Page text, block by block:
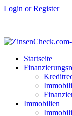
Login or Register
Startseite
Immobilien